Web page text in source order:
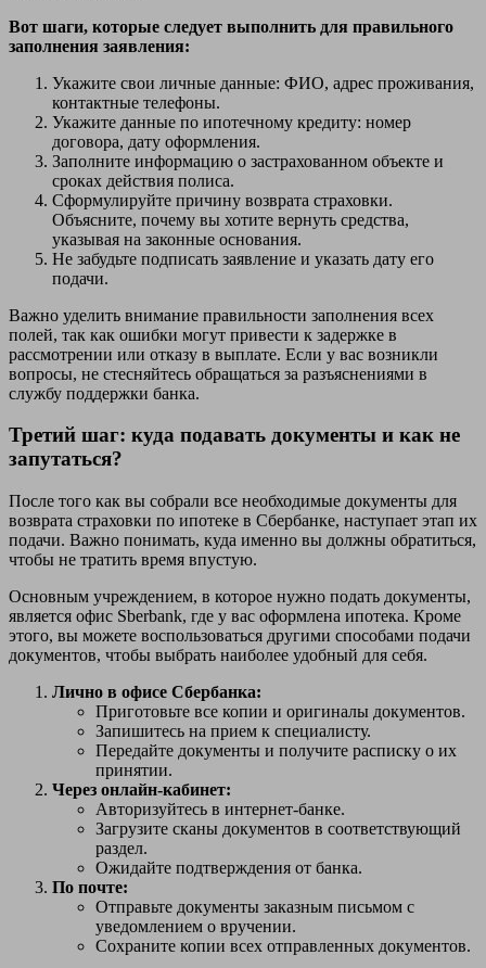
Вот шаги, которые следует выполнить для правильного
заполнения заявления:
Укажите свои личные данные: ФИО, адрес проживания,
контактные телефоны.
Укажите данные по ипотечному кредиту: номер
договора, дату оформления.
Заполните информацию о застрахованном объекте и
сроках действия полиса.
Сформулируйте причину возврата страховки.
Объясните, почему вы хотите вернуть средства,
указывая на законные основания.
Не забудьте подписать заявление и указать дату его
подачи.
Важно уделить внимание правильности заполнения всех
полей, так как ошибки могут привести к задержке в
рассмотрении или отказу в выплате. Если у вас возникли
вопросы, не стесняйтесь обращаться за разъяснениями в
службу поддержки банка.
Третий шаг: куда подавать документы и как не
запутаться?
После того как вы собрали все необходимые документы для
возврата страховки по ипотеке в Сбербанке, наступает этап их
подачи. Важно понимать, куда именно вы должны обратиться,
чтобы не тратить время впустую.
Основным учреждением, в которое нужно подать документы,
является офис Sberbank, где у вас оформлена ипотека. Кроме
этого, вы можете воспользоваться другими способами подачи
документов, чтобы выбрать наиболее удобный для себя.
Лично в офисе Сбербанка:
Приготовьте все копии и оригиналы документов.
Запишитесь на прием к специалисту.
Передайте документы и получите расписку о их
принятии.
Через онлайн-кабинет:
Авторизуйтесь в интернет-банке.
Загрузите сканы документов в соответствующий
раздел.
Ожидайте подтверждения от банка.
По почте:
Отправьте документы заказным письмом с
уведомлением о вручении.
Сохраните копии всех отправленных документов.